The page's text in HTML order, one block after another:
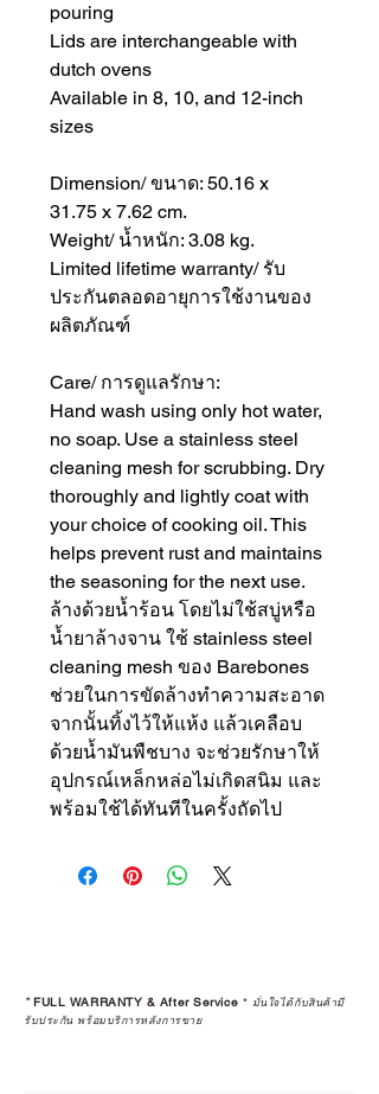
pouring
Lids are interchangeable with
dutch ovens
Available in 8, 10, and 12-inch
sizes
Dimension/ ขนาด: 50.16 x
31.75 x 7.62 cm.
Weight/ น้ำหนัก: 3.08 kg.
Limited lifetime warranty/ รับ
ประกันตลอดอายุการใช้งานของ
ผลิตภัณฑ์
Care/ การดูแลรักษา:
Hand wash using only hot water,
no soap. Use a stainless steel
cleaning mesh for scrubbing. Dry
thoroughly and lightly coat with
your choice of cooking oil. This
helps prevent rust and maintains
the seasoning for the next use.
ล้างด้วยน้ำร้อน โดยไม่ใช้สบู่หรือ
น้ำยาล้างจาน ใช้ stainless steel
cleaning mesh ของ Barebones
ช่วยในการขัดล้างทำความสะอาด
จากนั้นทิ้งไว้ให้แห้ง แล้วเคลือบ
ด้วยน้ำมันพืชบาง จะช่วยรักษาให้
อุปกรณ์เหล็กหล่อไม่เกิดสนิม และ
พร้อมใช้ได้ทันทีในครั้งถัดไป
*FULL WARRANTY & After Service * มั่นใจได้กับสินค้ามี
รับประกัน พร้อมบริการหลังการขาย